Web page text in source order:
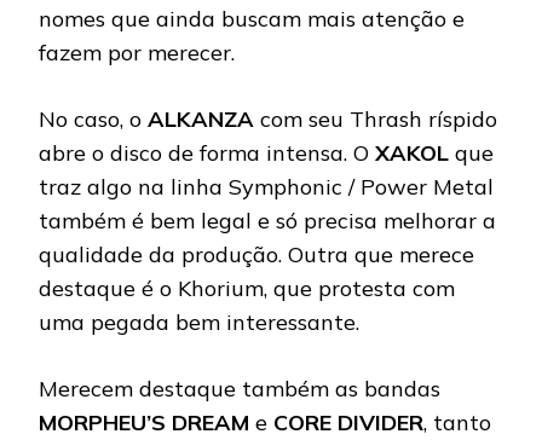
nomes que ainda buscam mais atenção e
fazem por merecer.
No caso, o ALKANZA com seu Thrash ríspido
abre o disco de forma intensa. O XAKOL que
traz algo na linha Symphonic / Power Metal
também é bem legal e só precisa melhorar a
qualidade da produção. Outra que merece
destaque é o Khorium, que protesta com
uma pegada bem interessante.
Merecem destaque também as bandas
MORPHEU’S DREAM e CORE DIVIDER, tanto